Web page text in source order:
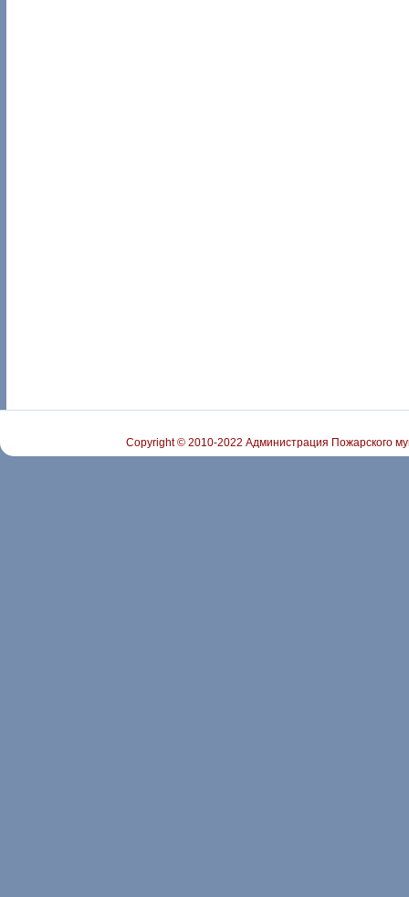
Copyright © 2010-2022 Администрация Пожарского